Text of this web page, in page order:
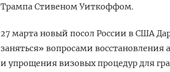
Трампа Стивеном Уиткоффом.
27 марта новый посол России в США
заняться» вопросами
и упрощения визовых процедур для